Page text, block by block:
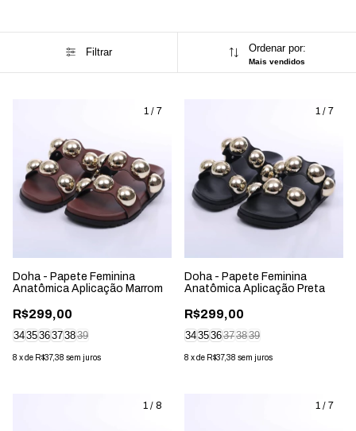
Filtrar Ordenar por:
Mais vendidos
1 / 7
Doha - Papete Feminina
Anatômica Aplicação Marrom
R$299,00
343536373839
8 xde R$37,38 sem juros
1 / 7
Doha - Papete Feminina
Anatômica Aplicação Preta
R$299,00
343536373839
8 xde R$37,38 sem juros
1 / 8 1 / 7